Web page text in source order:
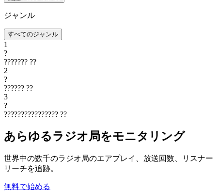
ジャンル
すべてのジャンル
1
?
??????? ??
2
?
?????? ??
3
?
???????????????? ??
あらゆるラジオ局をモニタリング
世界中の数千のラジオ局のエアプレイ、放送回数、リスナー
リーチを追跡。
無料で始める